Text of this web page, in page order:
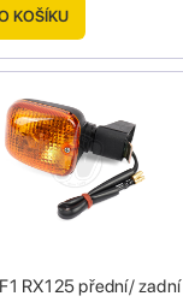
KOŠÍKU
RX125 přední/ zadní